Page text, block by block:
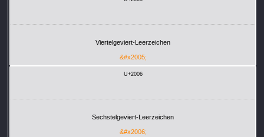
Viertelgeviert-Leerzeichen
&#x2005;
U+2006
Sechstelgeviert-Leerzeichen
&#x2006;